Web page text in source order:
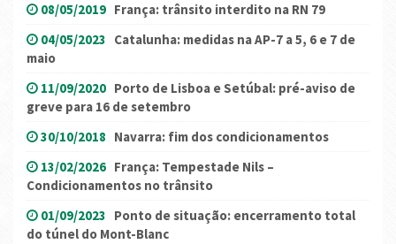
08/05/2019 França: trânsito interdito na RN 79
04/05/2023 Catalunha: medidas na AP-7 a 5, 6 e 7 de
maio
11/09/2020 Porto de Lisboa e Setúbal: pré-aviso de
greve para 16 de setembro
30/10/2018 Navarra: fim dos condicionamentos
13/02/2026 França: Tempestade Nils –
Condicionamentos no trânsito
01/09/2023 Ponto de situação: encerramento total
do túnel do Mont-Blanc